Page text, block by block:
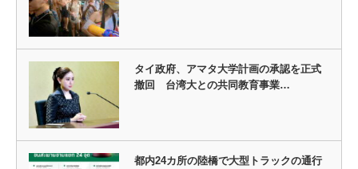
タイ政府、アマタ大学計画の承認を正式
撤回 台湾大との共同教育事業…
都内24カ所の陸橋で大型トラックの通行